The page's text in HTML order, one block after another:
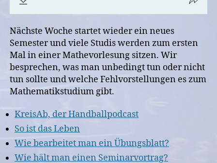
Nächste Woche startet wieder ein neues
Semester und viele Studis werden zum ersten
Mal in einer Mathevorlesung sitzen. Wir
besprechen, was man unbedingt tun oder nicht
tun sollte und welche Fehlvorstellungen es zum
Mathematikstudium gibt.
KreisAb, der Handballpodcast
So ist das Leben
Wie bearbeitet man ein Übungsblatt?
Wie hält man einen Seminarvortrag?